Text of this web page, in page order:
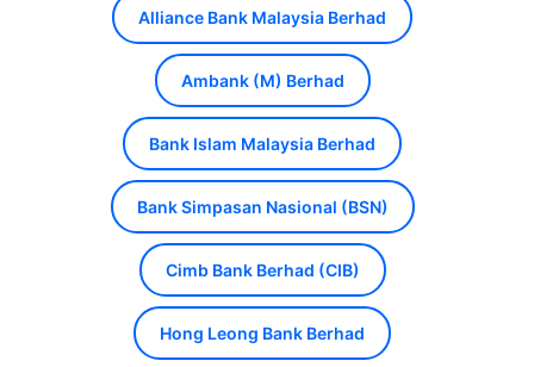
Alliance Bank Malaysia Berhad
Ambank (M) Berhad
Bank Islam Malaysia Berhad
Bank Simpasan Nasional (BSN)
Cimb Bank Berhad (CIB)
Hong Leong Bank Berhad